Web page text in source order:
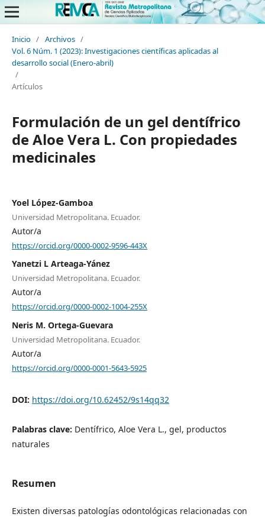
Inicio / Archivos /
Vol. 6 Núm. 1 (2023): Investigaciones científicas aplicadas al
desarrollo social (Enero-abril)
/
Artículos
Formulación de un gel dentífrico
de Aloe Vera L. Con propiedades
medicinales
Yoel López-Gamboa
Universidad Metropolitana. Ecuador.
Autor/a
https://orcid.org/0000-0002-9596-443X
Yanetzi L Arteaga-Yánez
Universidad Metropolitana. Ecuador.
Autor/a
https://orcid.org/0000-0002-1004-255X
Neris M. Ortega-Guevara
Universidad Metropolitana. Ecuador.
Autor/a
https://orcid.org/0000-0001-5643-5925
DOI: https://doi.org/10.62452/9s14qq32
Palabras clave: Dentífrico, Aloe Vera L., gel, productos
naturales
Resumen
Existen diversas patologías odontológicas relacionadas con